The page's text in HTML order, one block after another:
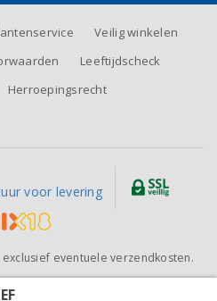
Veilig winkelen
Leeftijdscheck
Herroepingsrecht
eventuele verzendkosten.